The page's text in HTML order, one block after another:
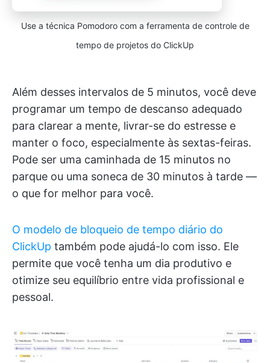
Use a técnica Pomodoro com a ferramenta de controle de
tempo de projetos do ClickUp
Além desses intervalos de 5 minutos, você deve
programar um tempo de descanso adequado
para clarear a mente, livrar-se do estresse e
manter o foco, especialmente às sextas-feiras.
Pode ser uma caminhada de 15 minutos no
parque ou uma soneca de 30 minutos à tarde —
o que for melhor para você.
O modelo de bloqueio de tempo diário do
ClickUp também pode ajudá-lo com isso. Ele
permite que você tenha um dia produtivo e
otimize seu equilíbrio entre vida profissional e
pessoal.